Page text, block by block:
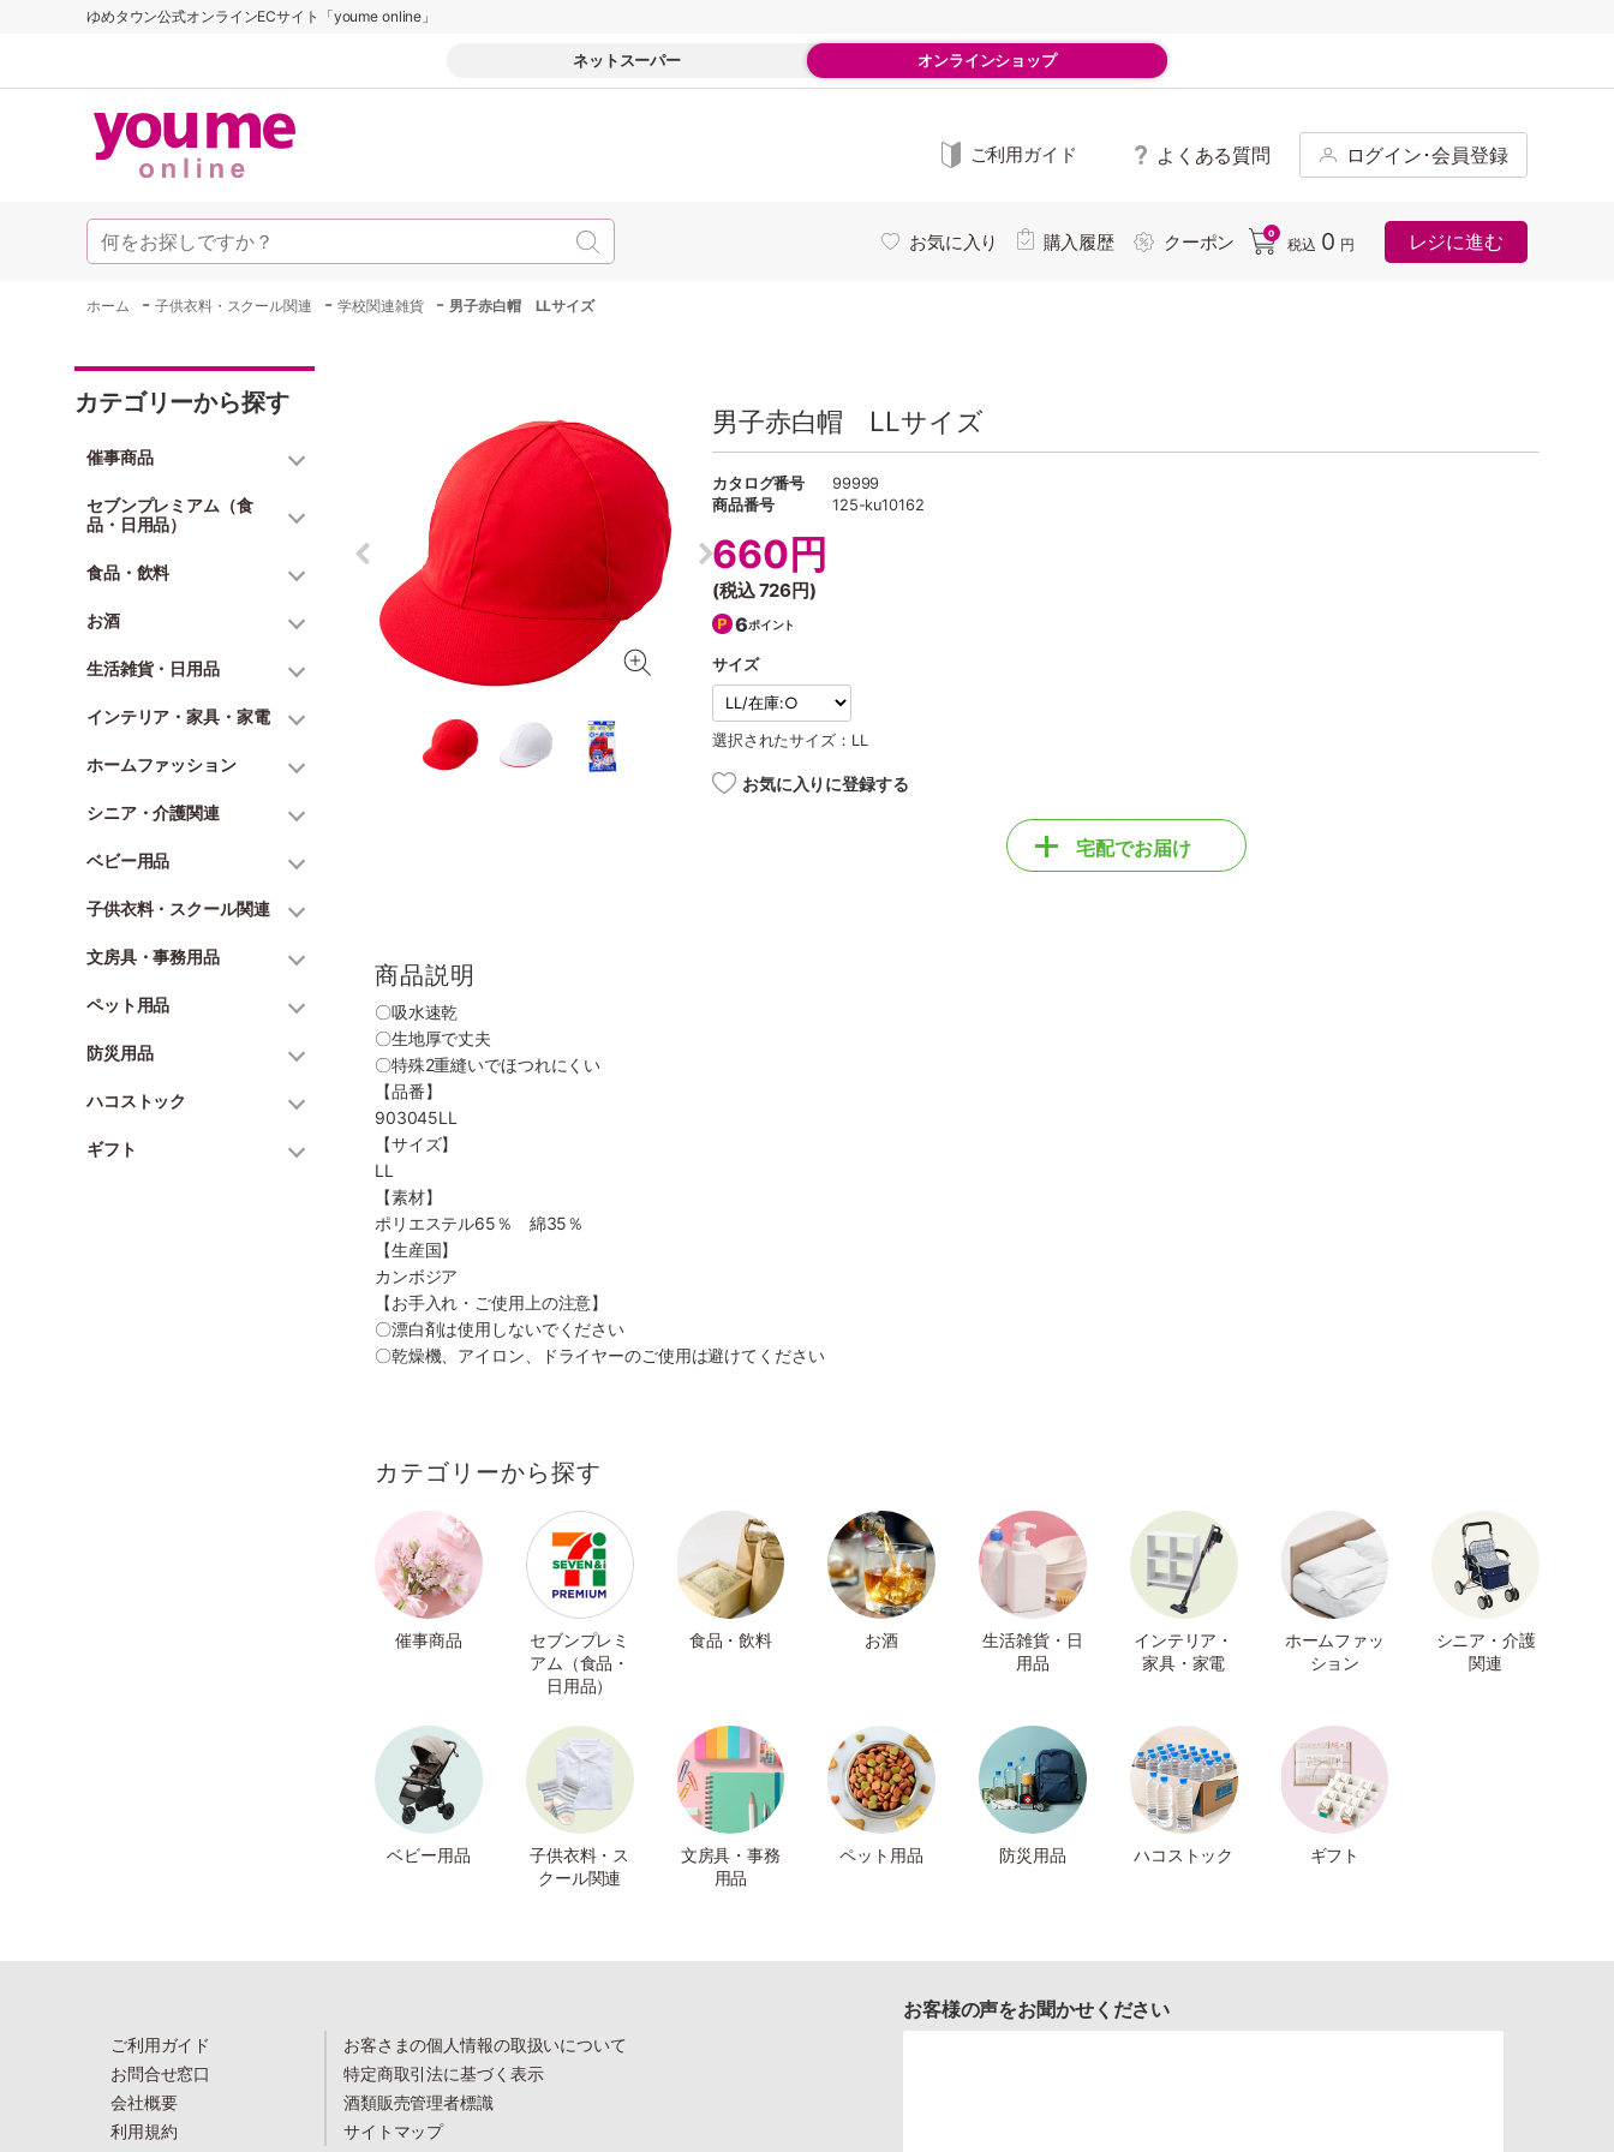
ゆめタウン公式オンラインECサイト「youme online」
ネットスーパー オンラインショップ
ご利用ガイド よくある質問 ログイン･会員登録
お気に入り 購入履歴 クーポン 0
税込 0 円 レジに進む
ホーム -子供衣料・スクール関連 -学校関連雑貨 - 男子赤白帽 LLサイズ
カテゴリーから探す
催事商品
セブンプレミアム（食
品・日用品）
食品・飲料
お酒
生活雑貨・日用品
インテリア・家具・家電
ホームファッション
シニア・介護関連
ベビー用品
子供衣料・スクール関連
文房具・事務用品
ペット用品
防災用品
ハコストック
ギフト
男子赤白帽 LLサイズ
カタログ番号
99999
商品番号
125-ku10162
660円
(税込726円)
6ポイント
サイズ
選択されたサイズ：LL
お気に入りに登録する
宅配でお届け
商品説明
〇吸水速乾
〇生地厚で丈夫
〇特殊2重縫いでほつれにくい
【品番】
903045LL
【サイズ】
LL
【素材】
ポリエステル65％ 綿35％
【生産国】
カンボジア
【お手入れ・ご使用上の注意】
〇漂白剤は使用しないでください
〇乾燥機、アイロン、ドライヤーのご使用は避けてください
カテゴリーから探す
催事商品
セブンプレミ
アム（食品・
日用品）
食品・飲料 お酒
生活雑貨・日
用品
インテリア・
家具・家電
ホームファッ
ション
シニア・介護
関連
ベビー用品
子供衣料・ス
クール関連
文房具・事務
用品
ペット用品 防災用品 ハコストック ギフト
ご利用ガイド
お問合せ窓口
会社概要
利用規約
お客さまの個人情報の取扱いについて
特定商取引法に基づく表示
酒類販売管理者標識
サイトマップ
お客様の声をお聞かせください